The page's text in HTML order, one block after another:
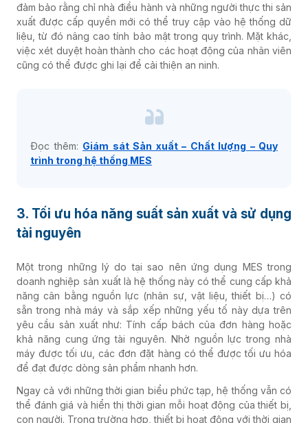
Vật liệu xây dựng
đảm bảo rằng chỉ nhà điều hành và những người thực thi sản
xuất được cấp quyền mới có thể truy cập vào hệ thống dữ
liệu, từ đó nâng cao tính bảo mật trong quy trình. Mặt khác,
việc xét duyệt hoàn thành cho các hoạt động của nhân viên
cũng có thể được ghi lại để cải thiện an ninh.
Đọc thêm: Giám sát Sản xuất – Chất lượng – Quy
trình trong hệ thống MES
3. Tối ưu hóa năng suất sản xuất và sử dụng
tài nguyên
Một trong những lý do tại sao nên ứng dụng MES trong
doanh nghiệp sản xuất là hệ thống này có thể cung cấp khả
năng cân bằng nguồn lực (nhân sự, vật liệu, thiết bị…) có
sẵn trong nhà máy và sắp xếp những yếu tố này dựa trên
yêu cầu sản xuất như: Tính cấp bách của đơn hàng hoặc
khả năng cung ứng tài nguyên. Nhờ nguồn lực trong nhà
máy được tối ưu , các đơn đặt hàng có thể được tối ưu hóa
để đạt được dòng sản phẩm nhanh hơn.
Ngay cả với những thời gian biểu phức tạp, hệ thống vẫn có
thể đánh giá và hiển thị thời gian mỗi hoạt động của thiết bị,
con người. Trong trường hợp, thiết bị hoạt động với thời gian